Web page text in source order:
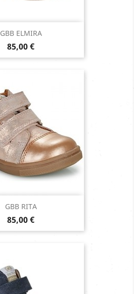
GBB ELMIRA
Prix
85,00 €
GBB RITA
Prix
85,00 €